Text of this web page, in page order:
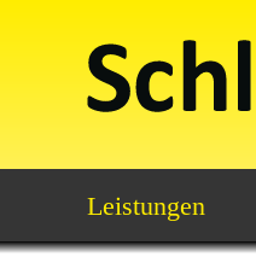
Leistungen